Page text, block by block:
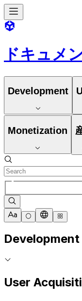
ドキュメ
Development
Monetization
Development
User